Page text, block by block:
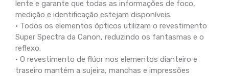
lente e garante que todas as informações de foco,
medição e identificação estejam disponíveis.
• Todos os elementos ópticos utilizam o revestimento
Super Spectra da Canon, reduzindo os fantasmas e o
reflexo.
• O revestimento de flúor nos elementos dianteiro e
traseiro mantém a sujeira, manchas e impressões